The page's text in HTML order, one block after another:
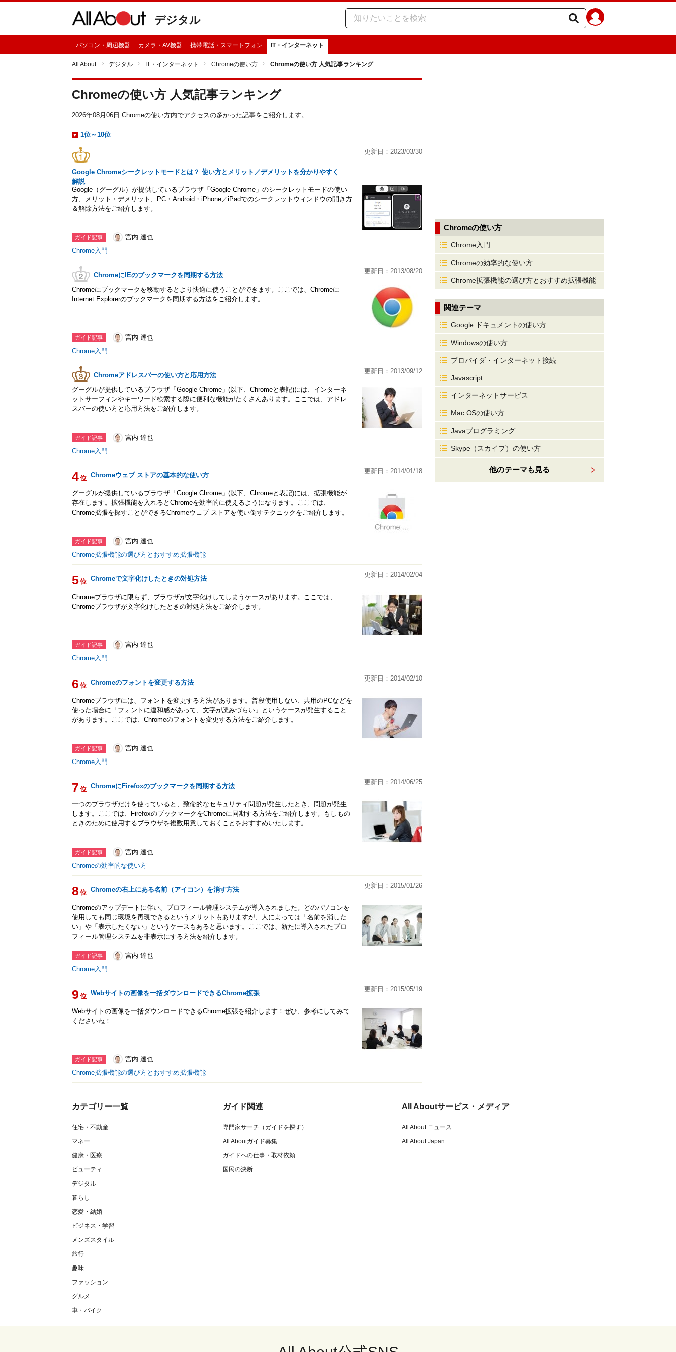
デジタル
パソコン・周辺機器 カメラ・AV機器 携帯電話・スマートフォン IT・インターネット
All About デジタル IT・インターネット Chromeの使い方 Chromeの使い方 人気記事ランキング
Chromeの使い方 人気記事ランキング
2026年08月06日 Chromeの使い方内でアクセスの多かった記事をご紹介します。
1位～10位
Google Chromeシークレットモードとは？ 使い方とメリット／デメリットを分かりやすく
解説
更新日：2023/03/30
Google（グーグル）が提供しているブラウザ「Google Chrome」のシークレットモードの使い
方、メリット・デメリット、PC・Android・iPhone／iPadでのシークレットウィンドウの開き方
＆解除方法をご紹介します。
ガイド記事
宮内 達也
Chrome入門
ChromeにIEのブックマークを同期する方法
更新日：2013/08/20
Chromeにブックマークを移動するとより快適に使うことができます。ここでは、Chromeに
Internet Explorerのブックマークを同期する方法をご紹介します。
ガイド記事
宮内 達也
Chrome入門
Chromeアドレスバーの使い方と応用方法
更新日：2013/09/12
グーグルが提供しているブラウザ「Google Chrome」(以下、Chromeと表記)には、インターネ
ットサーフィンやキーワード検索する際に便利な機能がたくさんあります。ここでは、アドレ
スバーの使い方と応用方法をご紹介します。
ガイド記事
宮内 達也
Chrome入門
4位 Chromeウェブ ストアの基本的な使い方
更新日：2014/01/18
グーグルが提供しているブラウザ「Google Chrome」(以下、Chromeと表記)には、拡張機能が
存在します。拡張機能を入れるとChromeを効率的に使えるようになります。ここでは、
Chrome拡張を探すことができるChromeウェブ ストアを使い倒すテクニックをご紹介します。
ガイド記事
宮内 達也
Chrome拡張機能の選び方とおすすめ拡張機能
5位 Chromeで文字化けしたときの対処方法
更新日：2014/02/04
Chromeブラウザに限らず、ブラウザが文字化けしてしまうケースがあります。ここでは、
Chromeブラウザが文字化けしたときの対処方法をご紹介します。
ガイド記事
宮内 達也
Chrome入門
6 位 Chromeのフォントを変更する方法
更新日：2014/02/10
Chromeブラウザには、フォントを変更する方法があります。普段使用しない、共用のPCなどを
使った場合に「フォントに違和感があって、文字が読みづらい」というケースが発生すること
があります。ここでは、Chromeのフォントを変更する方法をご紹介します。
ガイド記事
宮内 達也
Chrome入門
7 位 ChromeにFirefoxのブックマークを同期する方法
更新日：2014/06/25
一つのブラウザだけを使っていると、致命的なセキュリティ問題が発生したとき、問題が発生
します。ここでは、FirefoxのブックマークをChromeに同期する方法をご紹介します。もしもの
ときのために使用するブラウザを複数用意しておくことをおすすめいたします。
ガイド記事
宮内 達也
Chromeの効率的な使い方
8位 Chromeの右上にある名前（アイコン）を消す方法
更新日：2015/01/26
Chromeのアップデートに伴い、プロフィール管理システムが導入されました。どのパソコンを
使用しても同じ環境を再現できるというメリットもありますが、人によっては「名前を消した
い」や「表示したくない」というケースもあると思います。ここでは、新たに導入されたプロ
フィール管理システムを非表示にする方法を紹介します。
ガイド記事
宮内 達也
Chrome入門
9 位 Webサイトの画像を一括ダウンロードできるChrome拡張
更新日：2015/05/19
Webサイトの画像を一括ダウンロードできるChrome拡張を紹介します！ぜひ、参考にしてみて
くださいね！
ガイド記事
宮内 達也
Chrome拡張機能の選び方とおすすめ拡張機能
Chromeの使い方
Chrome入門
Chromeの効率的な使い方
Chrome拡張機能の選び方とおすすめ拡張機能
関連テーマ
Google ドキュメントの使い方
Windowsの使い方
プロバイダ・インターネット接続
Javascript
インターネットサービス
Mac OSの使い方
Javaプログラミング
Skype（スカイプ）の使い方
他のテーマも見る
カテゴリー一覧
住宅・不動産
マネー
健康・医療
ビューティ
デジタル
暮らし
恋愛・結婚
ビジネス・学習
メンズスタイル
旅行
趣味
ファッション
グルメ
車・バイク
ガイド関連
専門家サーチ（ガイドを探す）
All Aboutガイド募集
ガイドへの仕事・取材依頼
国民の決断
All Aboutサービス・メディア
All About ニュース
All About Japan